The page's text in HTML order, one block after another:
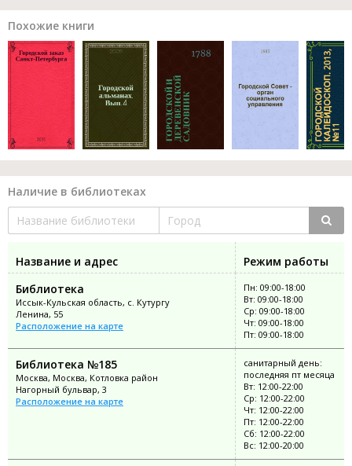
Похожие книги
Наличие в библиотеках
Название и адрес
Режим работы
Библиотека
Иссык-Кульская область, с. Кутургу
Ленина, 55
Расположение на карте
Пн: 09:00-18:00
Вт: 09:00-18:00
Ср: 09:00-18:00
Чт: 09:00-18:00
Пт: 09:00-18:00
Библиотека №185
Москва, Москва, Котловка район
Нагорный бульвар, 3
Расположение на карте
санитарный день:
последняя пт месяца
Вт: 12:00-22:00
Ср: 12:00-22:00
Чт: 12:00-22:00
Пт: 12:00-22:00
Сб: 12:00-22:00
Вс: 12:00-20:00